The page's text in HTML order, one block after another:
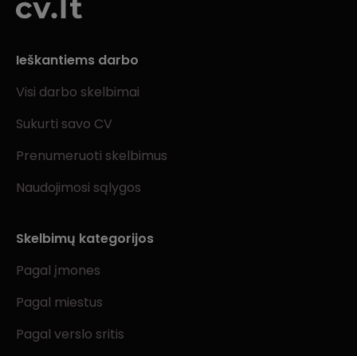
Ieškantiems darbo
Visi darbo skelbimai
Sukurti savo CV
Prenumeruoti skelbimus
Naudojimosi sąlygos
Skelbimų kategorijos
Pagal įmones
Pagal miestus
Pagal verslo sritis